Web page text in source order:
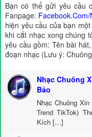
Bạn có thể gửi yêu cầu
Fanpage:
hiện yêu cầu của bạn
khi cắt nhạc xong chúng
yêu cầu gồm: Tên bài
đoạn nhạc (Lưu ý:
Nhạc Chuông
Bảo
Nhạc Chuông
Trend TikTok)
Kích […]